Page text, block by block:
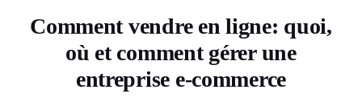
Comment vendre en ligne: quoi,
où et comment gérer une
entreprise e-commerce